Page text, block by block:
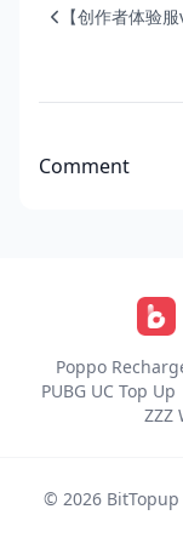
【创作者体验
Comment
Poppo
PUBG UC Top Up
ZZZ
© 2026